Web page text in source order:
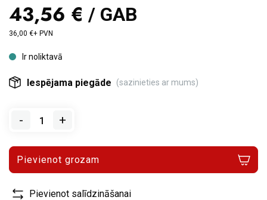
43,56 € / GAB
36,00 €+ PVN
Ir noliktavā
Iespējama piegāde (sazinieties ar mums)
- +
Pievienot grozam
Pievienot salīdzināšanai